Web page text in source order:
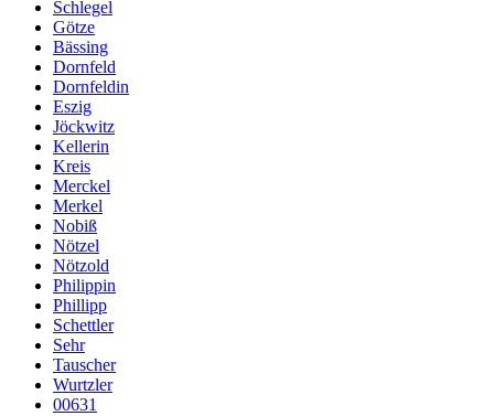
Schlegel
Götze
Bässing
Dornfeld
Dornfeldin
Eszig
Jöckwitz
Kellerin
Kreis
Merckel
Merkel
Nobiß
Nötzel
Nötzold
Philippin
Phillipp
Schettler
Sehr
Tauscher
Wurtzler
00631